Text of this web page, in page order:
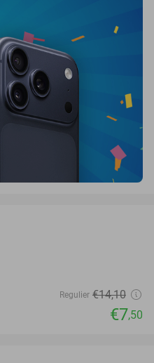
Regulier €14,10
€7,50